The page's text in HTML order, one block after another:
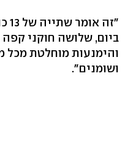
ביום, שלושה חוקני
והימנעות מוחלטת מכל
ושומנים‭."‬